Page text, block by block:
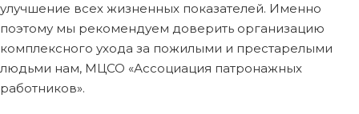
улучшение всех жизненных показателей. Именно
поэтому мы рекомендуем доверить организацию
комплексного ухода за пожилыми и престарелыми
людьми нам, МЦСО «Ассоциация патронажных
работников».